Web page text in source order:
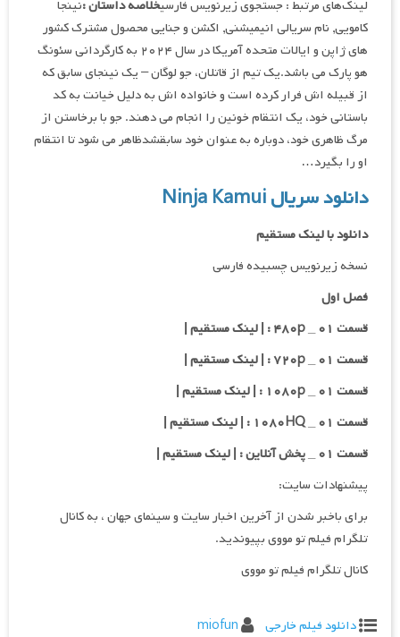
لینک‌های مرتبط : جستجوی زیرنویس فارسیخلاصه داستان :نینجا
کامویی, نام سریالی انیمیشنی, اکشن و جنایی محصول مشترک کشور
های ژاپن و ایالات متحده آمریکا در سال ۲۰۲۴ به کارگردانی سئونگ
هو پارک می باشد.یک تیم از قاتلان، جو لوگان – یک نینجای سابق که
از قبیله اش فرار کرده است و خانواده اش به دلیل خیانت به کد
باستانی خود، یک انتقام خونین را انجام می دهند. جو با برخاستن از
مرگ ظاهری خود، دوباره به عنوان خود سابقشدظاهر می شود تا انتقام
او را بگیرد…
دانلود سریال Ninja Kamui
دانلود با لینک مستقیم
نسخه زیرنویس چسبیده فارسی
فصل اول
قسمت ۰۱ _ ۴۸۰p : | لینک مستقیم |
قسمت ۰۱ _ ۷۲۰p : | لینک مستقیم |
قسمت ۰۱ _ ۱۰۸۰p : | لینک مستقیم |
قسمت ۰۱ _ ۱۰۸۰HQ : | لینک مستقیم |
قسمت ۰۱ _ پخش آنلاین : | لینک مستقیم |
پیشنهادات سایت:
برای باخبر شدن از آخرین اخبار سایت و سینمای جهان ، به کانال
تلگرام فیلم تو مووی بپیوندید.
کانال تلگرام فیلم تو مووی
دانلود فیلم خارجی
miofun